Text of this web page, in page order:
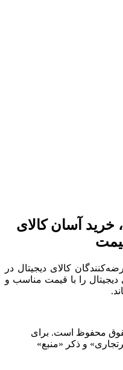
خرید آسان کالای
کالای دیجیتال در
را با قیمت مناسب و
تمامی حقوق محفوظ است. برای
و ذکر «منبع»